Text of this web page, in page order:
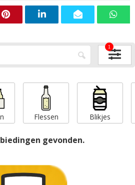
1
Flessen Blikjes
gevonden.